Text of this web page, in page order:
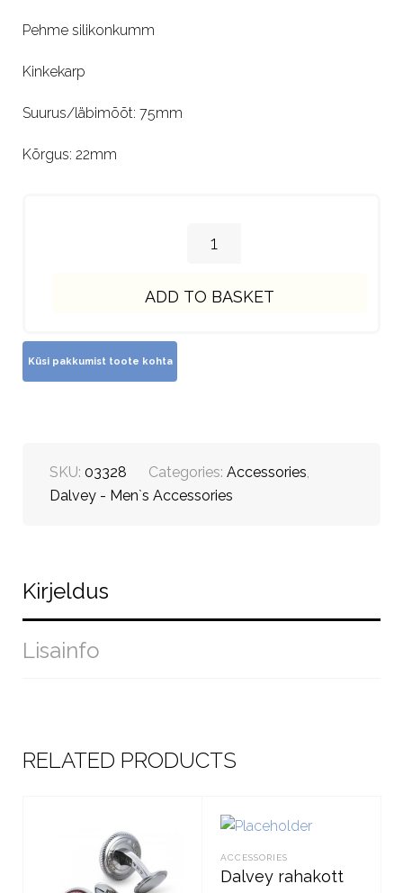
Pehme silikonkumm
Kinkekarp
Suurus/läbimõõt: 75mm
Kõrgus: 22mm
ADD TO BASKET
SKU: 03328 Categories: Accessories
Dalvey - Men`s Accessories
Kirjeldus
Lisainfo
RELATED PRODUCTS
ACCESSORIES
Dalvey rahakott